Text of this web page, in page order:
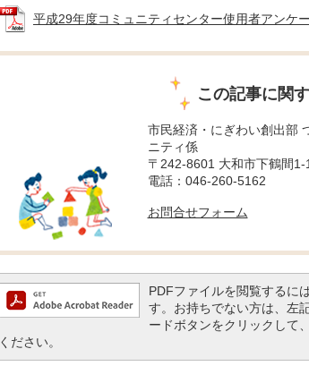
平成29年度コミュニティセンター使用者アンケ
この記事に関
市民経済・にぎわい創出部
ニティ係
〒242-8601 大和市下鶴間
電話：046-260-5162
お問合せフォーム
PDFファイルを閲覧するに
す。お持ちでない方は、左
ードボタンをクリックして
ください。